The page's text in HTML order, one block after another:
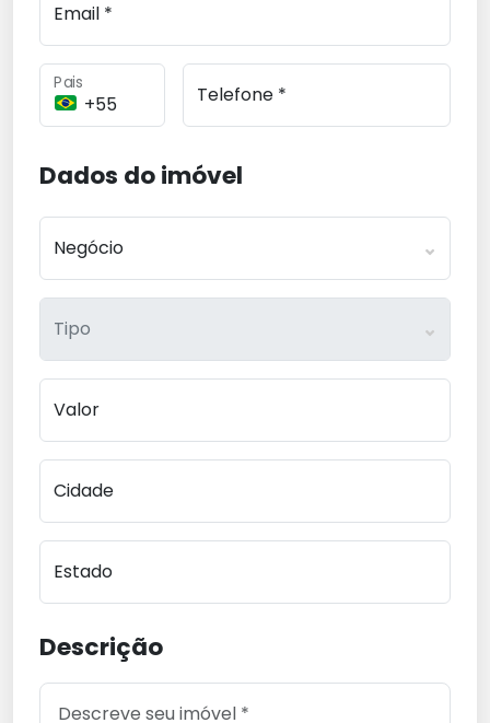
Email *
Pais Telefone *
Dados do imóvel
Negócio
Tipo
Valor
Cidade
Estado
Descrição